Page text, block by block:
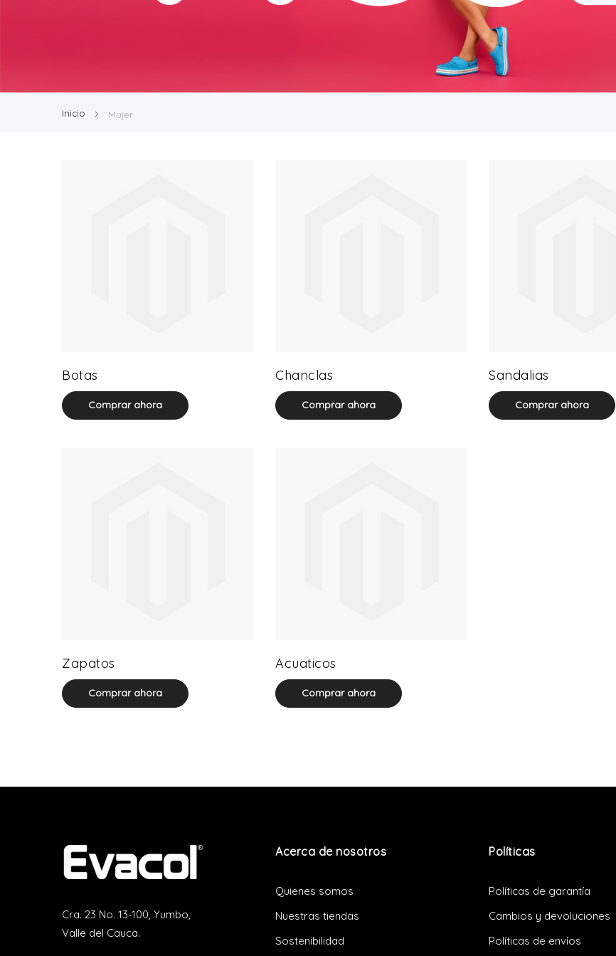
Inicio Mujer
Botas
Comprar ahora
Chanclas
Comprar ahora
Sandalias
Comprar ahora
Zapatos
Comprar ahora
Acuaticos
Comprar ahora
Cra. 23 No. 13-100, Yumbo,
Valle del Cauca.
Acerca de nosotros
Quienes somos
Nuestras tiendas
Sostenibilidad
Políticas
Políticas de garantía
Cambios y devoluciones
Políticas de envíos